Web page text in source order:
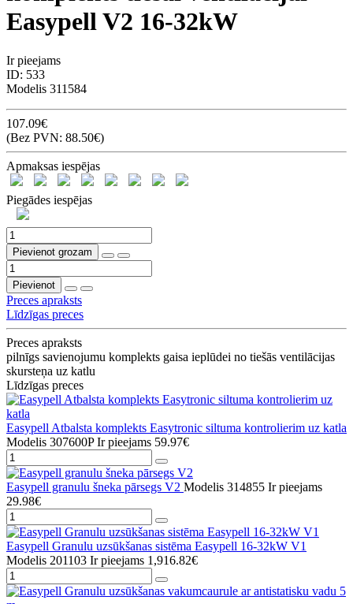
Easypell V2 16-32kW
Ir pieejams
ID: 533
Modelis 311584
107.09€
(Bez PVN: 88.50€)
Apmaksas iespējas
Piegādes iespējas
Pievienot grozam
Pievienot
Preces apraksts
Līdzīgas preces
Preces apraksts
pilnīgs savienojumu komplekts gaisa ieplūdei no tiešās ventilācijas
skursteņa uz katlu
Līdzīgas preces
Easypell Atbalsta komplekts Easytronic siltuma kontrolierim uz katla
Modelis 307600P Ir pieejams 59.97€
Easypell granulu šneka pārsegs V2 Modelis 314855 Ir pieejams
29.98€
Easypell Granulu uzsūkšanas sistēma Easypell 16-32kW V1
Modelis 201103 Ir pieejams 1,916.82€